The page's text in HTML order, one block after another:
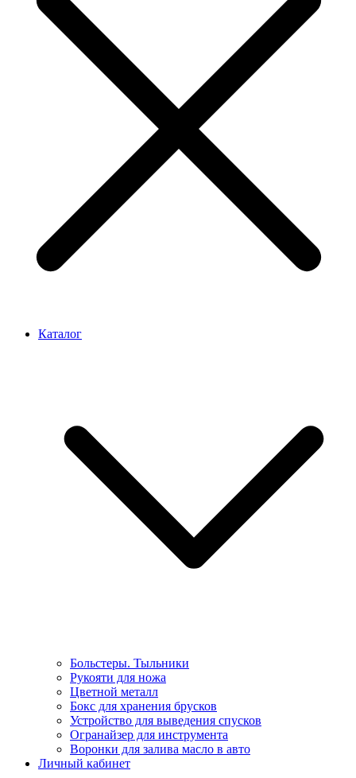
Каталог
Больстеры. Тыльники
Рукояти для ножа
Цветной металл
Бокс для хранения брусков
Устройство для выведения спусков
Огранайзер для инструмента
Воронки для залива масло в авто
Личный кабинет